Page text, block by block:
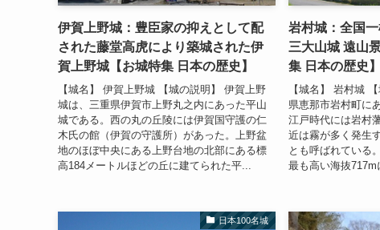
伊賀上野城：豊臣家の抑えとして配
された藤堂高虎により築城された伊
賀上野城【お城特集 日本の歴史】
【城名】 伊賀上野城 【城の説明】 伊賀上野
城は、三重県伊賀市上野丸之内にあった平山
城である。西の丸の丘陵には伊賀国守護の仁
木氏の館（伊賀の守護所）があった。上野盆
地のほぼ中央にある上野台地の北部にある標
高184メートルほどの丘に建てられた平...
岩村城：全国
三大山城 遠山
集 日本の歴史】
【城名】 岩村城
県恵那市岩村町に
江戸時代には岩村
近は霧が多く発生
とも呼ばれている
最も高い海抜717m
日本100名城